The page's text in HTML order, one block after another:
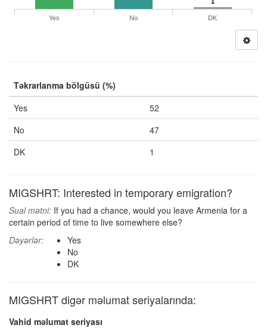
Yes No DK
Təkrarlanma bölgüsü (%)
Yes
52
No
47
DK
1
MIGSHRT: Interested in temporary emigration?
Sual mətni: If you had a chance, would you leave Armenia for a
certain period of time to live somewhere else?
Dəyərlər:
Yes
No
DK
MIGSHRT digər məlumat seriyalarında:
Vahid məlumat seriyası